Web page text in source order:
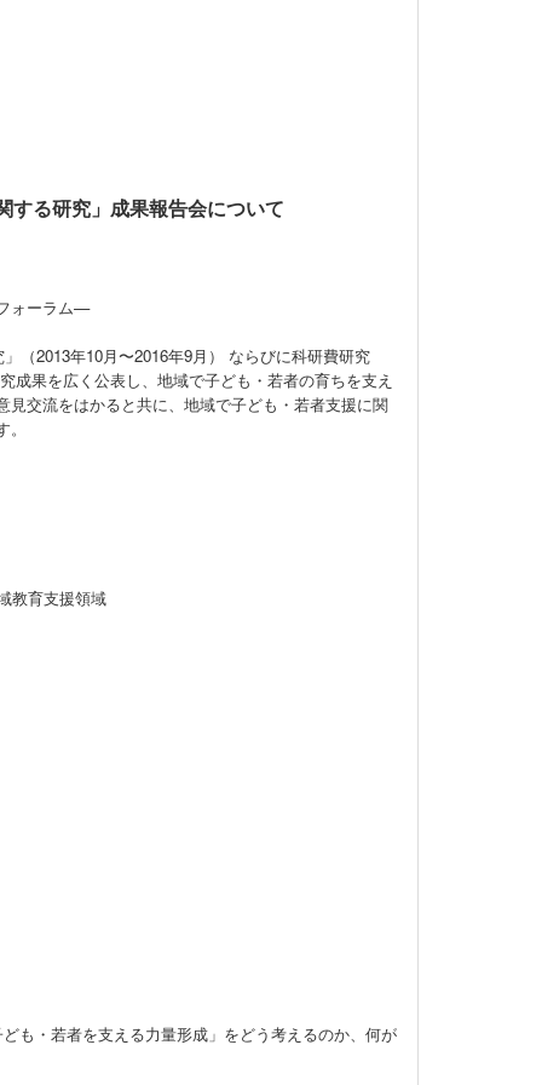
する研究」成果報告会について
ォーラム—
（2013年10月〜2016年9月） ならびに科研費研究
成果を広く公表し、地域で子ども・若者の育ちを支え
交流をはかると共に、地域で子ども・若者支援に関
教育支援領域
・若者を支える力量形成」をどう考えるのか、何が